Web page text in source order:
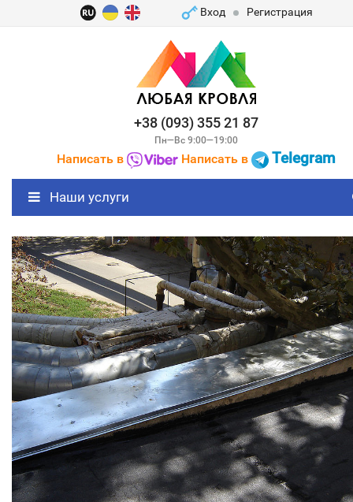
Вход Регистрация
+38 (093) 355 21 87
Пн—Вс 9:00—19:00
Написать в Написать в Telegram
Наши услуги